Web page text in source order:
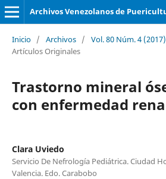
Archivos Venezolanos de
Inicio / Archivos / Vol. 80 Núm. 4
Artículos Originales
Trastorno mineral
con enfermedad
Clara Uviedo
Servicio De Nefrología Pediátrica. Ciudad
Valencia. Edo. Carabobo